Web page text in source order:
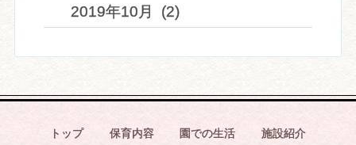
2019年10月 (2)
トップ 保育内容 園での生活 施設紹介